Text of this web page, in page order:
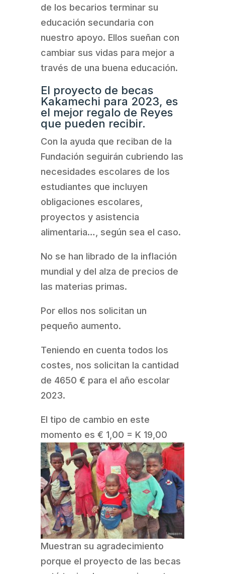
de los becarios terminar su
educación secundaria con
nuestro apoyo. Ellos sueñan con
cambiar sus vidas para mejor a
través de una buena educación.
El proyecto de becas
Kakamechi para 2023, es
el mejor regalo de Reyes
que pueden recibir.
Con la ayuda que reciban de la
Fundación seguirán cubriendo las
necesidades escolares de los
estudiantes que incluyen
obligaciones escolares,
proyectos y asistencia
alimentaria…, según sea el caso.
No se han librado de la inflación
mundial y del alza de precios de
las materias primas.
Por ellos nos solicitan un
pequeño aumento.
Teniendo en cuenta todos los
costes, nos solicitan la cantidad
de 4650 € para el año escolar
2023.
El tipo de cambio en este
momento es € 1,00 = K 19,00
Muestran su agradecimiento
porque el proyecto de las becas